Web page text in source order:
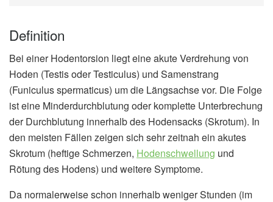
Definition
Bei einer Hodentorsion liegt eine akute Verdrehung von
Hoden (Testis oder Testiculus) und Samenstrang
(Funiculus spermaticus) um die Längsachse vor. Die Folge
ist eine Minderdurchblutung oder komplette Unterbrechung
der Durchblutung innerhalb des Hodensacks (Skrotum). In
den meisten Fällen zeigen sich sehr zeitnah ein akutes
Skrotum (heftige Schmerzen, Hodenschwellung und
Rötung des Hodens) und weitere Symptome.
Da normalerweise schon innerhalb weniger Stunden (im